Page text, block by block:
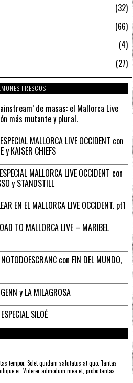
32
66
4
27
FRESCOS
de masas: el Mallorca Live
más mutante y plural.
MALLORCA LIVE OCCIDENT con
y KAISER CHIEFS
MALLORCA LIVE OCCIDENT con
y STANDSTILL
EN EL MALLORCA LIVE OCCIDENT. pt1
TO MALLORCA LIVE – MARIBEL
con FIN DEL MUNDO,
y LA MILAGROSA
SILOÉ
tempor. Solet quidam salutatus at quo. Tantas
ei. Viderer admodum mea et, probo tantas